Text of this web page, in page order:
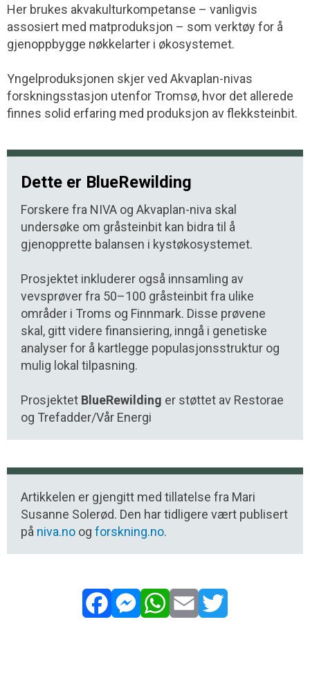
Her brukes akvakulturkompetanse – vanligvis
assosiert med matproduksjon – som verktøy for å
gjenoppbygge nøkkelarter i økosystemet.
Yngelproduksjonen skjer ved Akvaplan-nivas
forskningsstasjon utenfor Tromsø, hvor det allerede
finnes solid erfaring med produksjon av flekksteinbit.
Dette er BlueRewilding
Forskere fra NIVA og Akvaplan-niva skal
undersøke om gråsteinbit kan bidra til å
gjenopprette balansen i kystøkosystemet.
Prosjektet inkluderer også innsamling av
vevsprøver fra 50–100 gråsteinbit fra ulike
områder i Troms og Finnmark. Disse prøvene
skal, gitt videre finansiering, inngå i genetiske
analyser for å kartlegge populasjonsstruktur og
mulig lokal tilpasning.
Prosjektet BlueRewilding er støttet av Restorae
og Trefadder/Vår Energi
Artikkelen er gjengitt med tillatelse fra Mari
Susanne Solerød. Den har tidligere vært publisert
på niva.no og forskning.no.